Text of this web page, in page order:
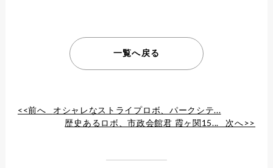
一覧へ戻る
<<前へ オシャレなストライプロボ、パークシテ...
歴史あるロボ、市政会館君 霞ヶ関15... 次へ>>